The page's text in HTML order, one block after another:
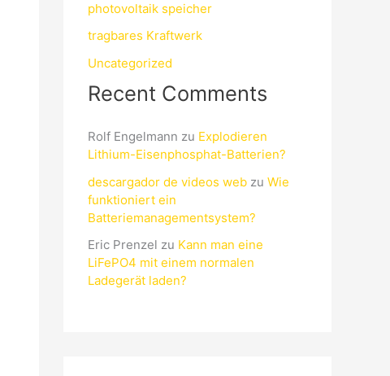
photovoltaik speicher
tragbares Kraftwerk
Uncategorized
Recent Comments
Rolf Engelmann zu Explodieren
Lithium-Eisenphosphat-Batterien?
descargador de videos web zu Wie
funktioniert ein
Batteriemanagementsystem?
Eric Prenzel zu Kann man eine
LiFePO4 mit einem normalen
Ladegerät laden?